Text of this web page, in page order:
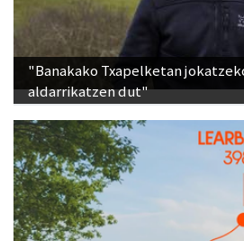
"Banakako Txapelketan
aldarrikatzen dut"